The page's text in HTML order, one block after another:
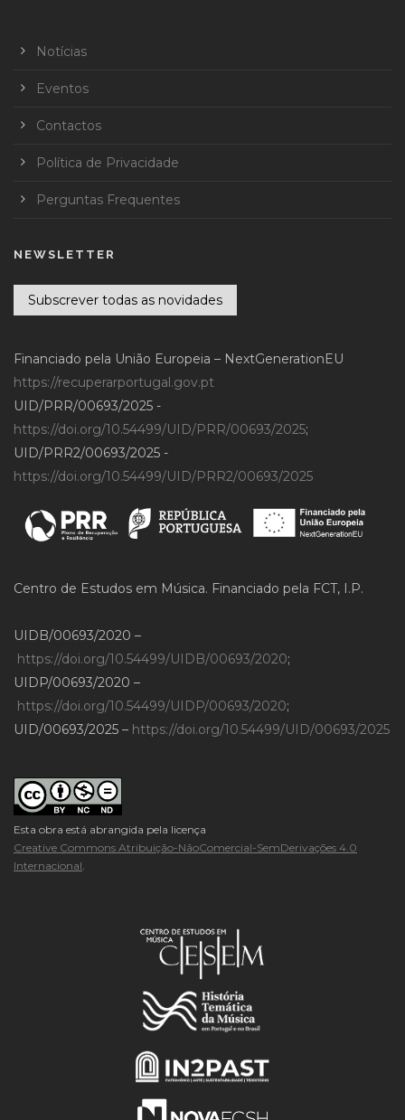
Notícias
Eventos
Contactos
Política de Privacidade
Perguntas Frequentes
NEWSLETTER
Subscrever todas as novidades
Financiado pela União Europeia – NextGenerationEU
https://recuperarportugal.gov.pt
UID/PRR/00693/2025 -
https://doi.org/10.54499/UID/PRR/00693/2025;
UID/PRR2/00693/2025 -
https://doi.org/10.54499/UID/PRR2/00693/2025
Centro de Estudos em Música. Financiado pela FCT, I.P.
UIDB/00693/2020 –
https://doi.org/10.54499/UIDB/00693/2020;
UIDP/00693/2020 –
https://doi.org/10.54499/UIDP/00693/2020;
UID/00693/2025 – https://doi.org/10.54499/UID/00693/2025
Esta obra está abrangida pela licença
Creative Commons Atribuição-NãoComercial-SemDerivações 4.0
Internacional